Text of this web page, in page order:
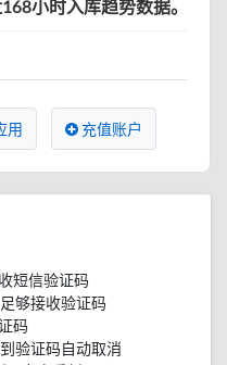
小时入库趋势数据。
用 充值账户
短信验证码
够接收验证码
码
验证码自动取消